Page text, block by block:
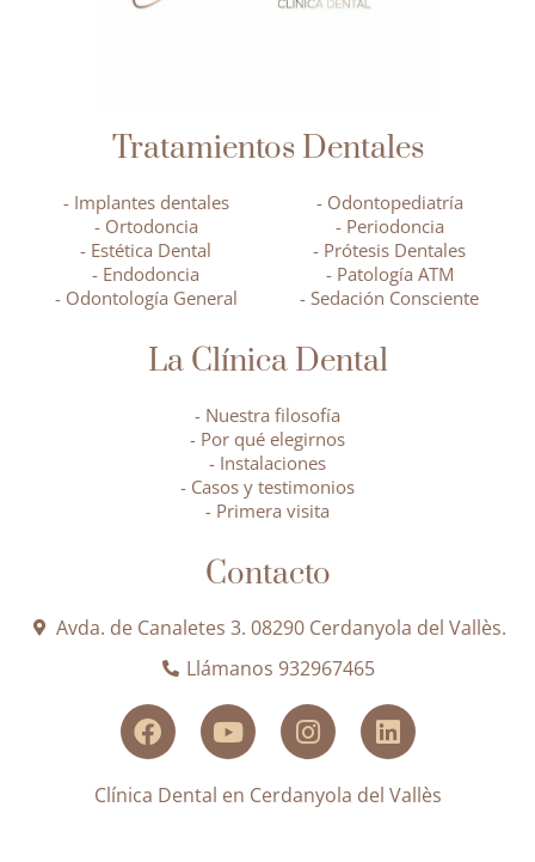
Tratamientos Dentales
- Implantes dentales
- Ortodoncia
- Estética Dental
- Endodoncia
- Odontología General
- Odontopediatría
- Periodoncia
- Prótesis Dentales
- Patología ATM
- Sedación Consciente
La Clínica Dental
- Nuestra filosofía
- Por qué elegirnos
- Instalaciones
- Casos y testimonios
- Primera visita
Contacto
Avda. de Canaletes 3. 08290 Cerdanyola del Vallès.
Llámanos 932967465
Clínica Dental en Cerdanyola del Vallès